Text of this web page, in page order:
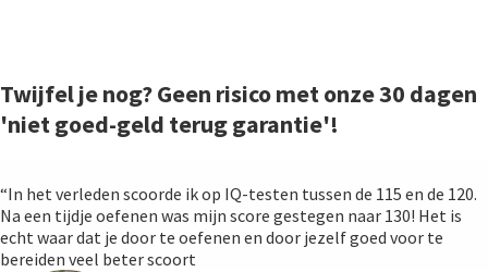
Twijfel je nog? Geen risico met onze 30 dagen
'niet goed-geld terug garantie'!
“In het verleden scoorde ik op IQ-testen tussen de 115 en de 120.
Na een tijdje oefenen was mijn score gestegen naar 130! Het is
echt waar dat je door te oefenen en door jezelf goed voor te
bereiden veel beter scoort